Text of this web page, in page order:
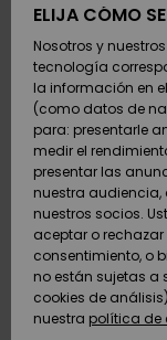
SURF
SNOW
DOBLE
PROMO
AYUDA &
CONTACTO
ELIJA CÓMO
Nosotros y
tecnología
la información en
(como datos de
para: presentarle
medir el
presentar las
nuestra audiencia,
nuestros socios.
aceptar o
consentimiento, o
no están sujetas
cookies de
nuestra política de